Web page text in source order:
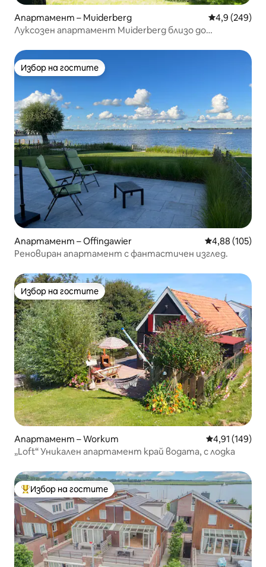
Апартамент – Muiderberg Средна
4,9 (249)
Луксозен апартамент Muiderberg близо до
Избор на гостите
Избор на гостите
Апартамент – Offingawier Средна
4,88 (105)
Реновиран апартамент с фантастичен изглед.
Избор на гостите
Избор на гостите
Апартамент – Workum Средна
4,91 (149)
„Loft“ Уникален апартамент край водата, с лодка
Най-популярен избор на гостите
Избор на гостите